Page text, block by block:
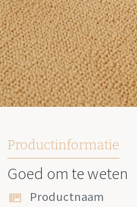
Productinformatie
Goed om te weten
Productnaam